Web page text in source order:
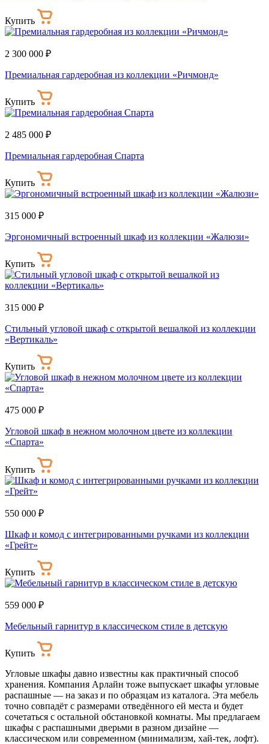
Купить
2 300 000 ₽
Премиальная гардеробная из коллекции «Ричмонд»
Купить
2 485 000 ₽
Премиальная гардеробная Спарта
Купить
315 000 ₽
Эргономичный встроенный шкаф из коллекции «Жалюзи»
Купить
315 000 ₽
Стильный угловой шкаф с открытой вешалкой из коллекции
«Вертикаль»
Купить
475 000 ₽
Угловой шкаф в нежном молочном цвете из коллекции
«Спарта»
Купить
550 000 ₽
Шкаф и комод с интегрированными ручками из коллекции
«Грейт»
Купить
559 000 ₽
Мебельный гарнитур в классическом стиле в детскую
Купить
Угловые шкафы давно известны как практичный способ
хранения. Компания Арлайн тоже выпускает шкафы угловые
распашные — на заказ и по образцам из каталога. Эта мебель
точно совпадёт с размерами отведённого ей места и будет
сочетаться с остальной обстановкой комнаты. Мы предлагаем
шкафы с распашными дверьми в разном дизайне —
классическом или современном (минимализм, хай-тек, лофт).